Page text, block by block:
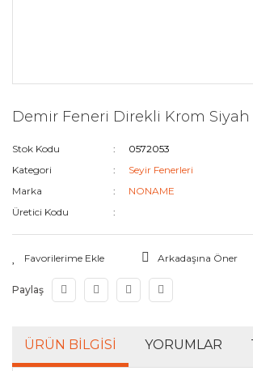
Demir Feneri Direkli Krom Siyah
Stok Kodu
0572053
Kategori
Seyir Fenerleri
Marka
NONAME
Üretici Kodu
Arkadaşına Öner
Paylaş
ÜRÜN BILGISI YORUMLAR